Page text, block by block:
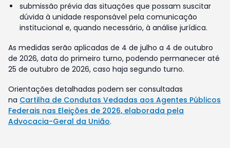
submissão prévia das situações que possam suscitar
dúvida à unidade responsável pela comunicação
institucional e, quando necessário, à análise jurídica.
As medidas serão aplicadas de 4 de julho a 4 de outubro
de 2026, data do primeiro turno, podendo permanecer até
25 de outubro de 2026, caso haja segundo turno.
Orientações detalhadas podem ser consultadas
na Cartilha de Condutas Vedadas aos Agentes Públicos
Federais nas Eleições de 2026, elaborada pela
Advocacia-Geral da União.